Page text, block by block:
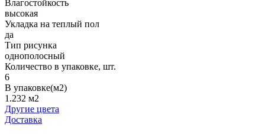
Влагостойкость
высокая
Укладка на теплый пол
да
Тип рисунка
однополосный
Количество в упаковке, шт.
6
В упаковке(м2)
1.232 м2
Другие цвета
Доставка